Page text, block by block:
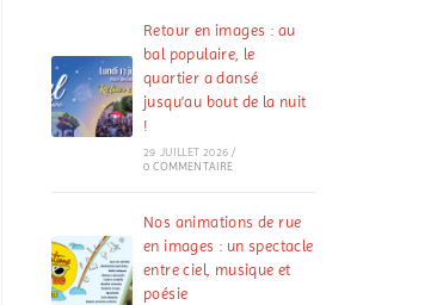
Retour en images : au
bal populaire, le
quartier a dansé
jusqu’au bout de la nuit
!
29 JUILLET 2026 /
0 COMMENTAIRE
Nos animations de rue
en images : un spectacle
entre ciel, musique et
poésie